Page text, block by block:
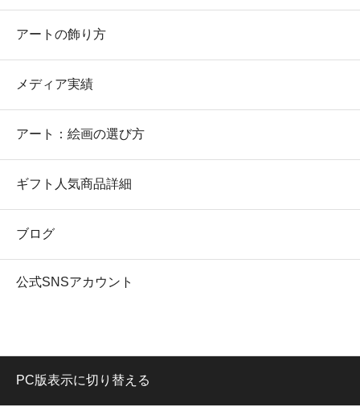
アートの飾り方
メディア実績
アート：絵画の選び方
ギフト人気商品詳細
ブログ
公式SNSアカウント
PC版表示に切り替える